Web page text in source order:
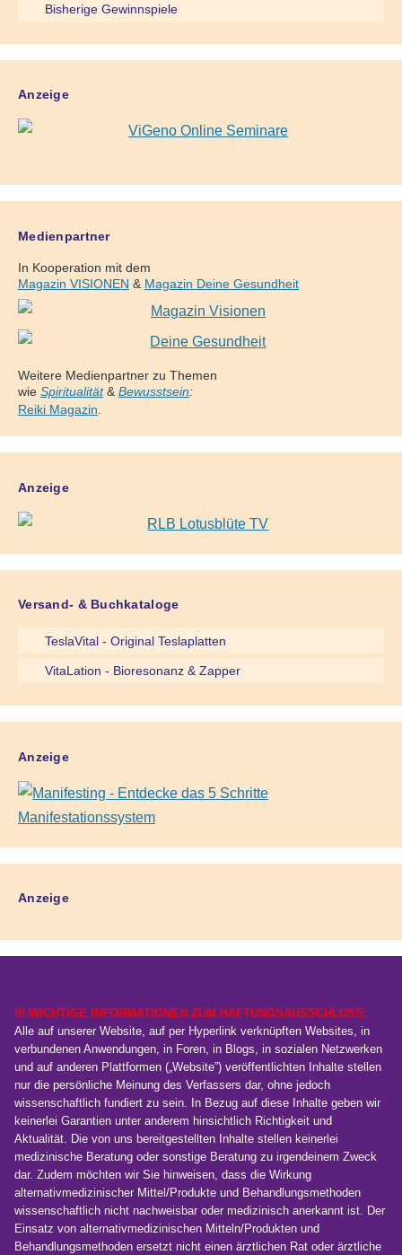
Bisherige Gewinnspiele
Anzeige
Medienpartner
In Kooperation mit dem
Magazin VISIONEN & Magazin Deine Gesundheit
Weitere Medienpartner zu Themen
wie Spiritualität& Bewusstsein:
Reiki Magazin
Anzeige
Versand- & Buchkataloge
TeslaVital - Original Teslaplatten
VitaLation - Bioresonanz & Zapper
Anzeige
Anzeige
!!! WICHTIGE INFORMATIONEN ZUM HAFTUNGSAUSSCHLUSS:
Alle auf unserer Website, auf per Hyperlink verknüpften Websites, in
verbundenen Anwendungen, in Foren, in Blogs, in sozialen Netzwerken
und auf anderen Plattformen („Website”) veröffentlichten Inhalte stellen
nur die persönliche Meinung des Verfassers dar, ohne jedoch
wissenschaftlich fundiert zu sein. In Bezug auf diese Inhalte geben wir
keinerlei Garantien unter anderem hinsichtlich Richtigkeit und
Aktualität. Die von uns bereitgestellten Inhalte stellen keinerlei
medizinische Beratung oder sonstige Beratung zu irgendeinem Zweck
dar. Zudem möchten wir Sie hinweisen, dass die Wirkung
alternativmedizinischer Mittel/Produkte und Behandlungsmethoden
wissenschaftlich nicht nachweisbar oder medizinisch anerkannt ist. Der
Einsatz von alternativmedizinischen Mitteln/Produkten und
Behandlungsmethoden ersetzt nicht einen ärztlichen Rat oder ärztliche